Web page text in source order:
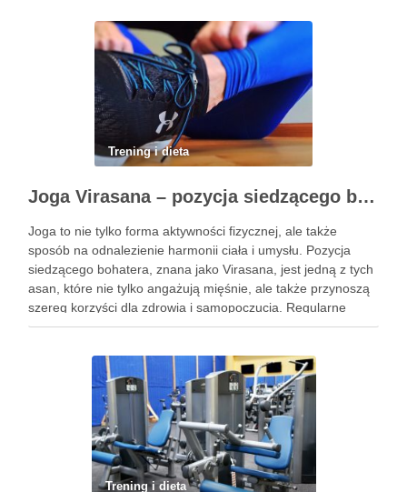
Trening i dieta
Joga Virasana – pozycja siedzącego bohatera i jej korzyści
Joga to nie tylko forma aktywności fizycznej, ale także
sposób na odnalezienie harmonii ciała i umysłu. Pozycja
siedzącego bohatera, znana jako Virasana, jest jedną z tych
asan, które nie tylko angażują mięśnie, ale także przynoszą
szereg korzyści dla zdrowia i samopoczucia. Regularne
praktykowanie tej pozycji może poprawić elastyczność
Trening i dieta